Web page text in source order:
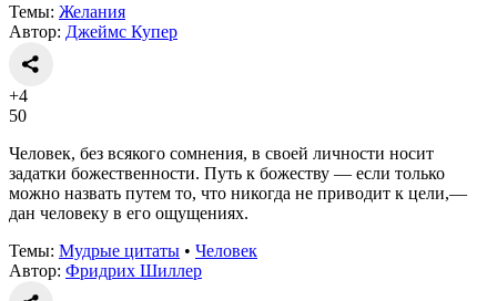
Темы: Желания
Автор: Джеймс Купер
+4
50
Человек, без всякого сомнения, в своей личности носит
задатки божественности. Путь к божеству — если только
можно назвать путем то, что никогда не приводит к цели,—
дан человеку в его ощущениях.
Темы: Мудрые цитаты • Человек
Автор: Фридрих Шиллер